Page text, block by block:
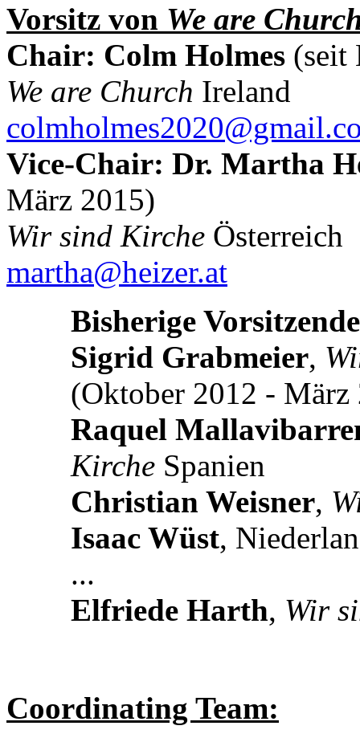
Vorsitz von We are
Chair: Colm Holmes (seit
We are Church Ireland
Vice-Chair: Dr. Martha
März 2015)
Wir sind Kirche Österreich
martha@heizer.at
Bisherige
Sigrid Grabmeier,
(Oktober 2012 - März
Raquel
Kirche Spanien
Christian Weisner,
Isaac Wüst,
...
Elfriede Harth, Wir
Coordinating Team: